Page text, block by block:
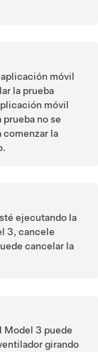
móvil
la prueba
móvil
no se
comenzar la
ejecutando la
3, cancele
cancelar la
Model 3 puede
girando